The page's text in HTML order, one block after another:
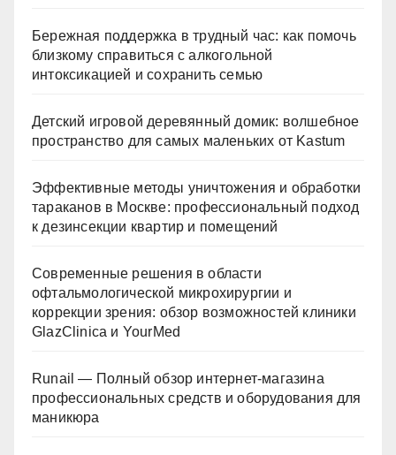
Бережная поддержка в трудный час: как помочь
близкому справиться с алкогольной
интоксикацией и сохранить семью
Детский игровой деревянный домик: волшебное
пространство для самых маленьких от Kastum
Эффективные методы уничтожения и обработки
тараканов в Москве: профессиональный подход
к дезинсекции квартир и помещений
Современные решения в области
офтальмологической микрохирургии и
коррекции зрения: обзор возможностей клиники
GlazClinica и YourMed
Runail — Полный обзор интернет-магазина
профессиональных средств и оборудования для
маникюра